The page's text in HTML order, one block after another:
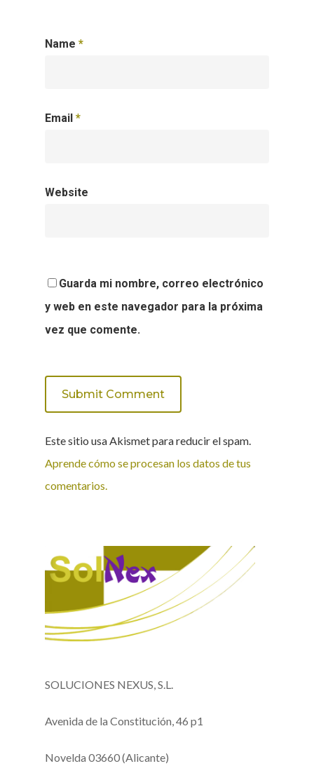
Name *
Email *
Website
Guarda mi nombre, correo electrónico
y web en este navegador para la próxima
vez que comente.
Este sitio usa Akismet para reducir el spam.
Aprende cómo se procesan los datos de tus
comentarios.
SOLUCIONES NEXUS, S.L.
Avenida de la Constitución, 46 p1
Novelda 03660 (Alicante)